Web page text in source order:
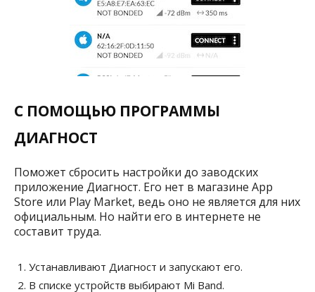
С ПОМОЩЬЮ ПРОГРАММЫ
ДИАГНОСТ
Поможет сбросить настройки до заводских
приложение Диагност. Его нет в магазине App
Store или Play Market, ведь оно не является для них
официальным. Но найти его в интернете не
составит труда.
Устанавливают Диагност и запускают его.
В списке устройств выбирают Mi Band.